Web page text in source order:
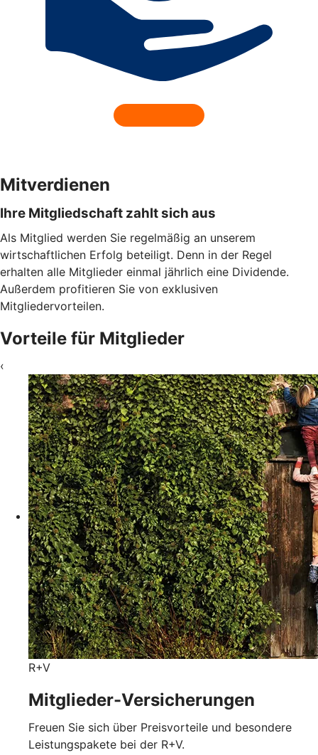
Mitverdienen
Ihre Mitgliedschaft zahlt sich aus
Als Mitglied werden Sie regelmäßig an unserem
wirtschaftlichen Erfolg beteiligt. Denn in der Regel
erhalten alle Mitglieder einmal jährlich eine Dividende.
Außerdem profitieren Sie von exklusiven
Mitgliedervorteilen.
Vorteile für Mitglieder
‹
R+V
Mitglieder-Versicherungen
Freuen Sie sich über Preisvorteile und besondere
Leistungspakete bei der R+V.